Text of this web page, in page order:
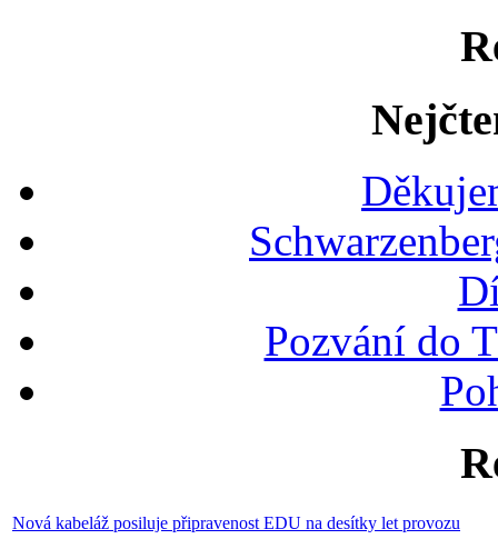
Pozvání do
Nová kabeláž posiluje připravenost EDU na desítky let provozu